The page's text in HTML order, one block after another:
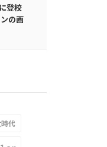
登校
の画
代